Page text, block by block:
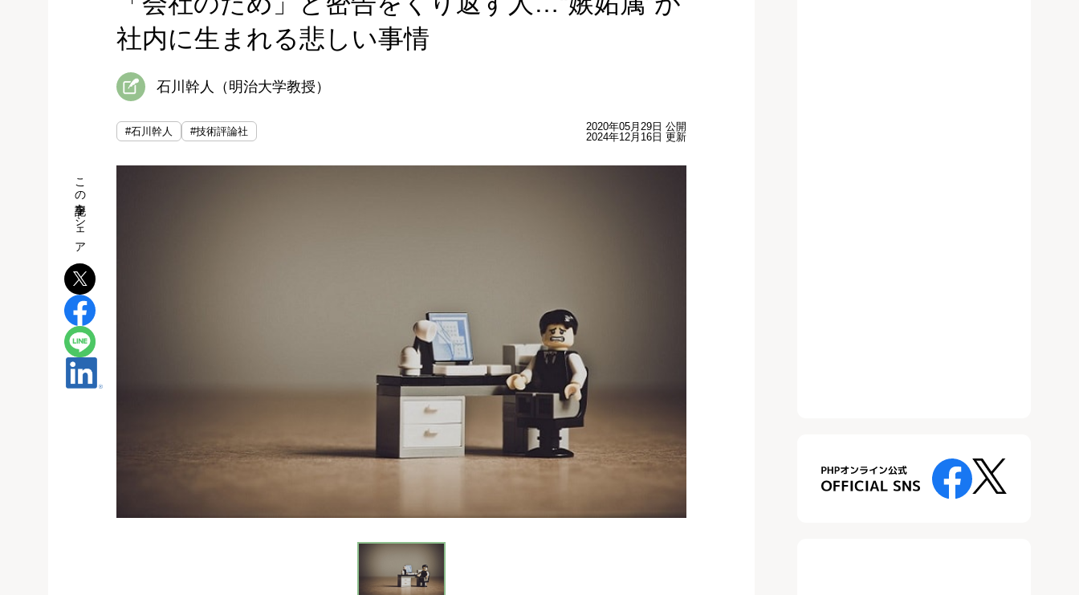
社内に生まれる悲しい事情
石川幹人（明治大学教授）
#石川幹人 #技術評論社
2020年05月29日 公開
2024年12月16日 更新
この記事をシェア